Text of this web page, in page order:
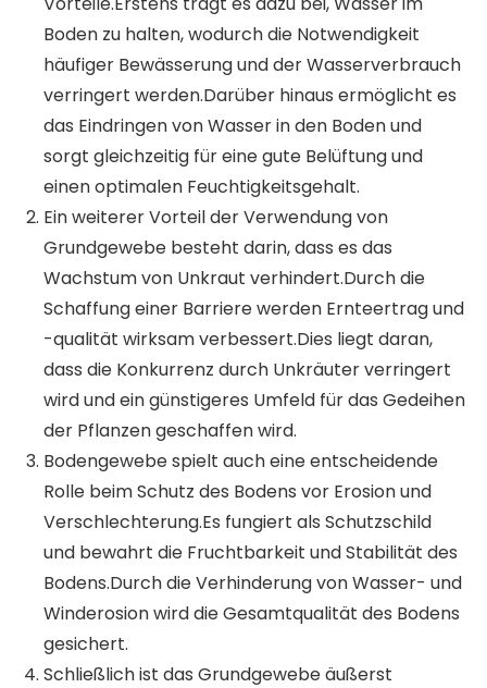
Boden zu halten, wodurch die Notwendigkeit
häufiger Bewässerung und der Wasserverbrauch
verringert werden.Darüber hinaus ermöglicht es
das Eindringen von Wasser in den Boden und
sorgt gleichzeitig für eine gute Belüftung und
einen optimalen Feuchtigkeitsgehalt.
Ein weiterer Vorteil der Verwendung von
Grundgewebe besteht darin, dass es das
Wachstum von Unkraut verhindert.Durch die
Schaffung einer Barriere werden Ernteertrag und
-qualität wirksam verbessert.Dies liegt daran,
dass die Konkurrenz durch Unkräuter verringert
wird und ein günstigeres Umfeld für das Gedeihen
der Pflanzen geschaffen wird.
Bodengewebe spielt auch eine entscheidende
Rolle beim Schutz des Bodens vor Erosion und
Verschlechterung.Es fungiert als Schutzschild
und bewahrt die Fruchtbarkeit und Stabilität des
Bodens.Durch die Verhinderung von Wasser- und
Winderosion wird die Gesamtqualität des Bodens
gesichert.
Schließlich ist das Grundgewebe äußerst